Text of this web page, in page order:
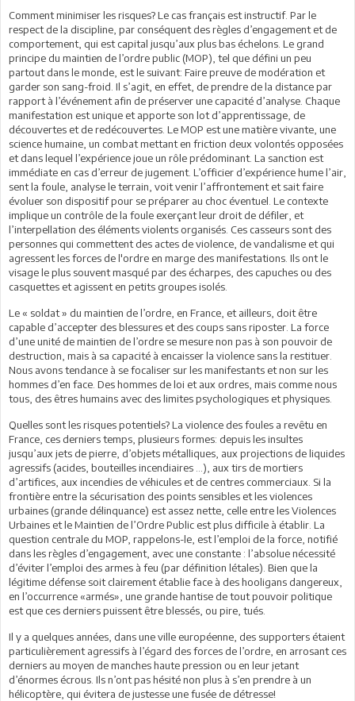
Comment minimiser les risques? Le cas français est instructif. Par le
respect de la discipline, par conséquent des règles d’engagement et de
comportement, qui est capital jusqu’aux plus bas échelons. Le grand
principe du maintien de l’ordre public (MOP), tel que défini un peu
partout dans le monde, est le suivant: Faire preuve de modération et
garder son sang-froid. Il s’agit, en effet, de prendre de la distance par
rapport à l’événement afin de préserver une capacité d’analyse. Chaque
manifestation est unique et apporte son lot d’apprentissage, de
découvertes et de redécouvertes. Le MOP est une matière vivante, une
science humaine, un combat mettant en friction deux volontés opposées
et dans lequel l’expérience joue un rôle prédominant. La sanction est
immédiate en cas d’erreur de jugement. L’officier d’expérience hume l’air,
sent la foule, analyse le terrain, voit venir l’affrontement et sait faire
évoluer son dispositif pour se préparer au choc éventuel. Le contexte
implique un contrôle de la foule exerçant leur droit de défiler, et
l’interpellation des éléments violents organisés. Ces casseurs sont des
personnes qui commettent des actes de violence, de vandalisme et qui
agressent les forces de l'ordre en marge des manifestations. Ils ont le
visage le plus souvent masqué par des écharpes, des capuches ou des
casquettes et agissent en petits groupes isolés.
Le « soldat » du maintien de l’ordre, en France, et ailleurs, doit être
capable d’accepter des blessures et des coups sans riposter. La force
d’une unité de maintien de l’ordre se mesure non pas à son pouvoir de
destruction, mais à sa capacité à encaisser la violence sans la restituer.
Nous avons tendance à se focaliser sur les manifestants et non sur les
hommes d’en face. Des hommes de loi et aux ordres, mais comme nous
tous, des êtres humains avec des limites psychologiques et physiques.
Quelles sont les risques potentiels? La violence des foules a revêtu en
France, ces derniers temps, plusieurs formes: depuis les insultes
jusqu’aux jets de pierre, d’objets métalliques, aux projections de liquides
agressifs (acides, bouteilles incendiaires …), aux tirs de mortiers
d’artifices, aux incendies de véhicules et de centres commerciaux. Si la
frontière entre la sécurisation des points sensibles et les violences
urbaines (grande délinquance) est assez nette, celle entre les Violences
Urbaines et le Maintien de l’Ordre Public est plus difficile à établir. La
question centrale du MOP, rappelons-le, est l’emploi de la force, notifié
dans les règles d’engagement, avec une constante : l’absolue nécessité
d’éviter l’emploi des armes à feu (par définition létales). Bien que la
légitime défense soit clairement établie face à des hooligans dangereux,
en l’occurrence «armés», une grande hantise de tout pouvoir politique
est que ces derniers puissent être blessés, ou pire, tués.
Il y a quelques années, dans une ville européenne, des supporters étaient
particulièrement agressifs à l’égard des forces de l’ordre, en arrosant ces
derniers au moyen de manches haute pression ou en leur jetant
d’énormes écrous. Ils n’ont pas hésité non plus à s’en prendre à un
hélicoptère, qui évitera de justesse une fusée de détresse!